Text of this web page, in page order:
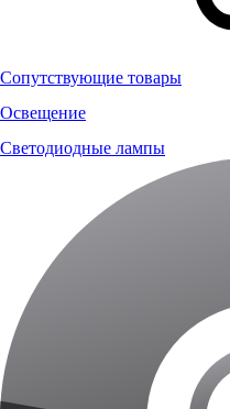
Сопутствующие товары
Освещение
Светодиодные лампы